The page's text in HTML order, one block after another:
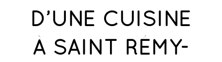
D’UNE CUISINE
À SAINT RÉMY-